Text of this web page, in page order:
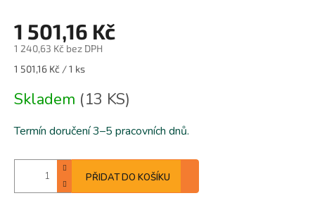
1 501,16 Kč
1 240,63 Kč bez DPH
Měrná
1 501,16 Kč / 1 ks
Skladem (13 KS)
Termín doručení 3–5 pracovních dnů.
PŘIDAT DO KOŠÍKU